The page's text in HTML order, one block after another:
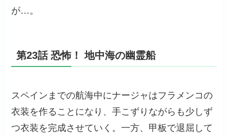
が…。
第23話 恐怖！ 地中海の幽霊船
スペインまでの航海中にナージャはフラメンコの
衣装を作ることになり、手こずりながらも少しず
つ衣装を完成させていく。一方、甲板で退屈して